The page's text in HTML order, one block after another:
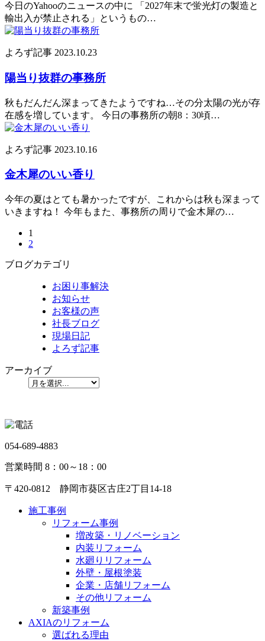
今日のYahooのニュースの中に 「2027年末で蛍光灯の製造と
輸出入が禁止される」というもの…
よろず記事 2023.10.23
陽当り抜群の事務所
秋もだんだん深まってきたようですね…その分太陽の光が存
在感を増しています。 今日の事務所の朝8：30頃…
よろず記事 2023.10.16
金木犀のいい香り
今年の夏はとても暑かったですが、これからは秋も深まって
いきますね！ 今年もまた、事務所の周りで金木犀の…
1
2
ブログカテゴリ
お困り事解決
お知らせ
お客様の声
社長ブログ
現場日記
よろず記事
アーカイブ
054-689-4883
営業時間 8：00～18：00
〒420-0812 静岡市葵区古庄2丁目14-18
施工事例
リフォーム事例
増改築・リノベーション
内装リフォーム
水廻りリフォーム
外壁・屋根塗装
企業・店舗リフォーム
その他リフォーム
新築事例
AXIAのリフォーム
選ばれる理由